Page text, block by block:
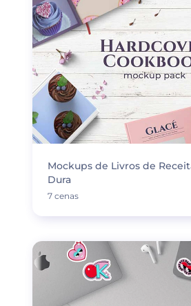
Mockups de Livros de
Dura
7 cenas